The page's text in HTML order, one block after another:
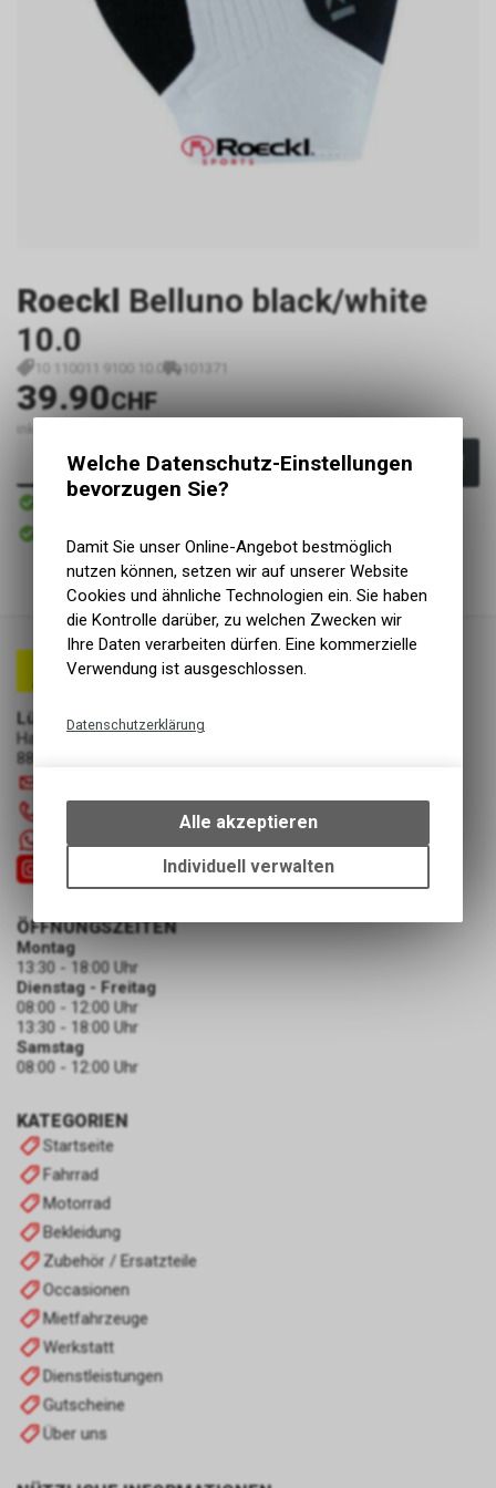
Roeckl Belluno black/white
10.0
10 110011 9100 10.0 101371
39.90CHF
inkl. MwSt., zzgl.
In den Warenkorb
Sofort verfügbar
Abholung Lüscher Motor- & Bike World
Lüscher Motor- & Bike World
Hauptstrasse 29a
8867 Niederurnen
+41 55 6103131
KATEGORIEN
Startseite
Fahrrad
Motorrad
Bekleidung
Zubehör / Ersatzteile
Occasionen
Mietfahrzeuge
Werkstatt
Dienstleistungen
Gutscheine
Über uns
ÖFFNUNGSZEITEN
Montag
13:30 - 18:00 Uhr
Dienstag - Freitag
08:00 - 12:00 Uhr
13:30 - 18:00 Uhr
Samstag
08:00 - 12:00 Uhr
Welche Datenschutz-Einstellungen
bevorzugen Sie?
Damit Sie unser Online-Angebot bestmöglich
nutzen können, setzen wir auf unserer Website
Cookies und ähnliche Technologien ein. Sie haben
die Kontrolle darüber, zu welchen Zwecken wir
Ihre Daten verarbeiten dürfen. Eine kommerzielle
Verwendung ist ausgeschlossen.
Datenschutzerklärung
bestimmte Interaktionen und
Einstellungen auf Ihrem Gerät,
um die grundlegenden
Funktionen unseres Online-
Alle akzeptieren
Individuell verwalten